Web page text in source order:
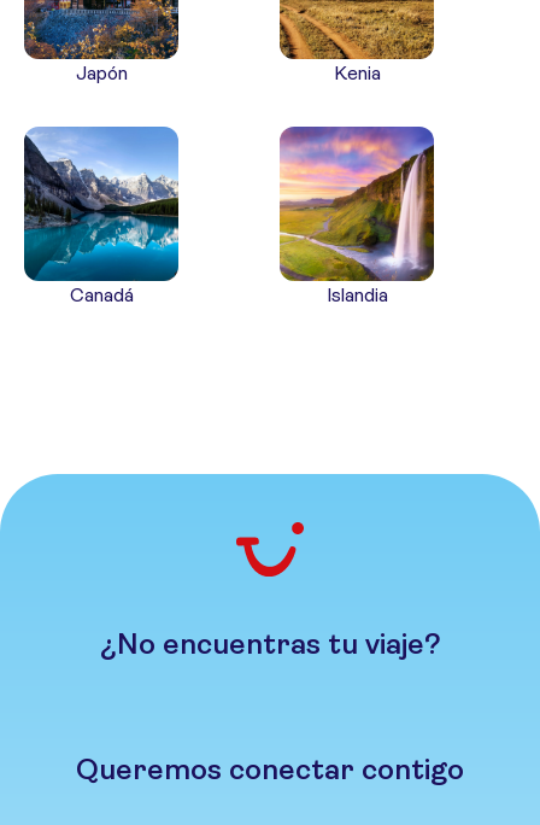
Japón Kenia
Canadá Islandia
¿No encuentras tu viaje?
Queremos conectar contigo